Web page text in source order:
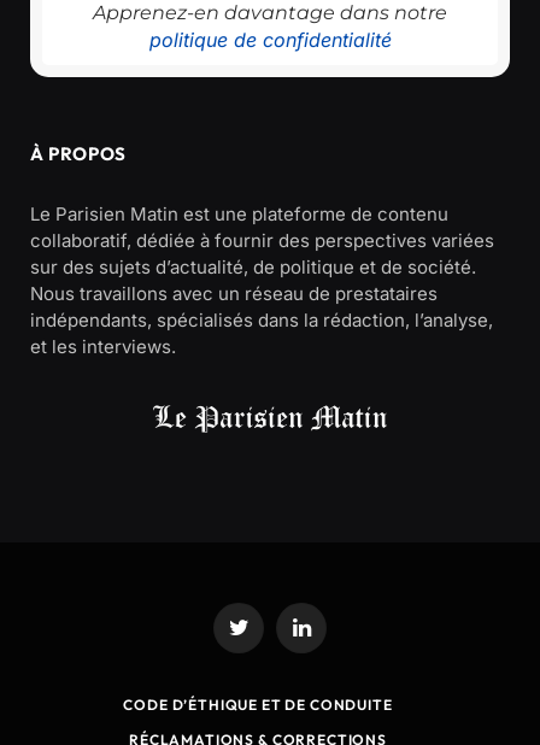
Apprenez-en davantage dans notre
politique de confidentialité
À PROPOS
Le Parisien Matin est une plateforme de contenu
collaboratif, dédiée à fournir des perspectives variées
sur des sujets d’actualité, de politique et de société.
Nous travaillons avec un réseau de prestataires
indépendants, spécialisés dans la rédaction, l’analyse,
et les interviews.
Twitter LinkedIn
CODE D’ÉTHIQUE ET DE CONDUITE
RÉCLAMATIONS & CORRECTIONS